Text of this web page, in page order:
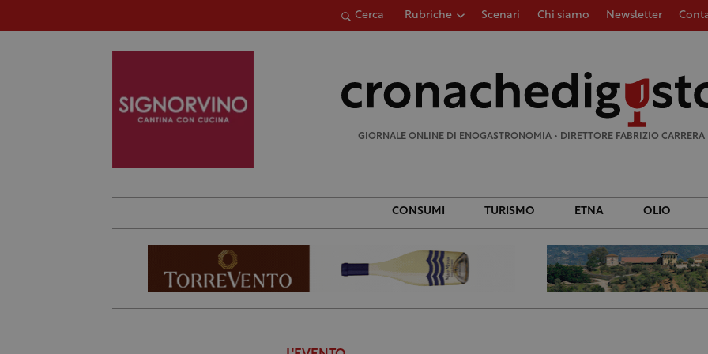
Cerca Rubriche Scenari Chi siamo Newsletter
GIORNALE ONLINE DI ENOGASTRONOMIA • DIRETTORE FABRIZIO CARRERA
CONSUMI TURISMO ETNA OLIO